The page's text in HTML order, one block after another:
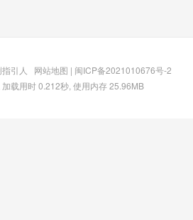
引人 网站地图 | 闽ICP备2021010676号-2
载用时 0.212秒, 使用内存 25.96MB